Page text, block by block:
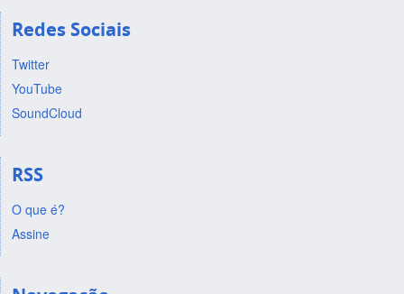
Redes Sociais
Twitter
YouTube
SoundCloud
RSS
O que é?
Assine